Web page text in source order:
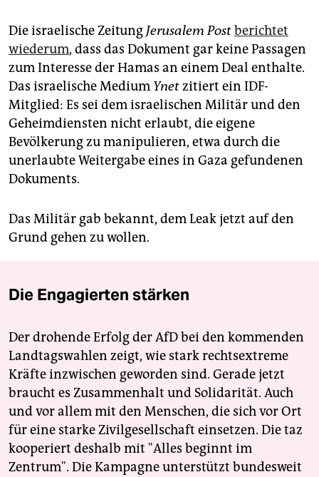
Die israelische Zeitung ­ Jerusalem Postberichtet
wiederum, dass das Dokument gar keine Passagen
zum Interesse der Hamas an einem Deal enthalte.
Das israelische Medium Ynetzitiert ein IDF-
Mitglied: Es sei dem israelischen Militär und den
Geheimdiensten nicht erlaubt, die eigene
Bevölkerung zu manipulieren, etwa durch die
unerlaubte Weitergabe eines in Gaza gefundenen
Dokuments.
Das Militär gab bekannt, dem Leak jetzt auf den
Grund ­gehen zu wollen.
Die Engagierten stärken
Der drohende Erfolg der AfD bei den kommenden
Landtagswahlen zeigt, wie stark rechtsextreme
Kräfte inzwischen geworden sind. Gerade jetzt
braucht es Zusammenhalt und Solidarität. Auch
und vor allem mit den Menschen, die sich vor Ort
für eine starke Zivilgesellschaft einsetzen. Die taz
kooperiert deshalb mit "Alles beginnt im
Zentrum". Die Kampagne unterstützt bundesweit